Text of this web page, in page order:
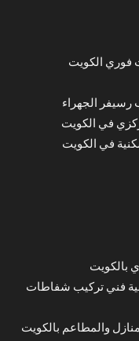
فوري الكويت
رسيفر الجهراء
في الكويت
في الكويت
بالكويت
فني تركيب شفاطات
والمطاعم بالكويت